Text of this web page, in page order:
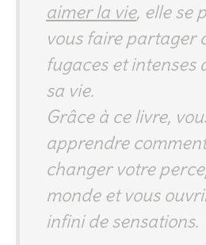
aimer la vie, elle se
vous faire partager
fugaces et intenses
sa vie.
Grâce à ce livre,
apprendre
changer votre
monde et vous
infini de sensations.